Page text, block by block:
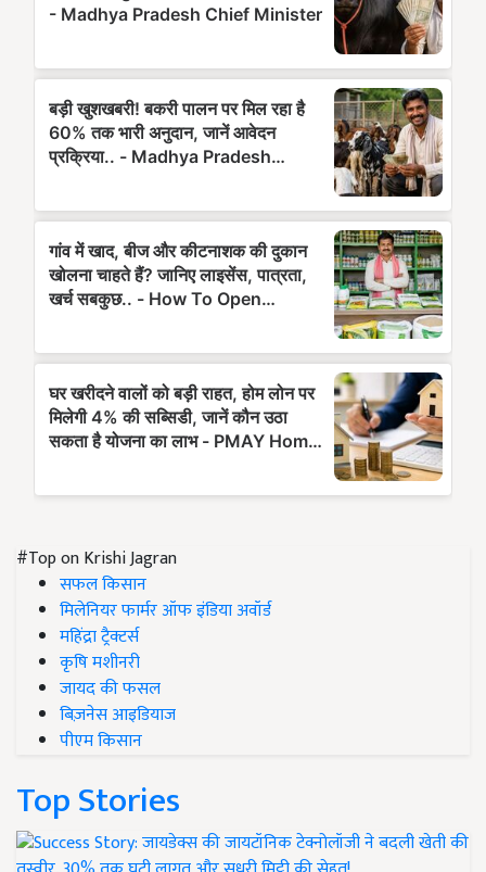
#Top on Krishi Jagran
सफल किसान
मिलेनियर फार्मर ऑफ इंडिया अवॉर्ड
महिंद्रा ट्रैक्टर्स
कृषि मशीनरी
जायद की फसल
बिज़नेस आइडियाज
पीएम किसान
Top Stories